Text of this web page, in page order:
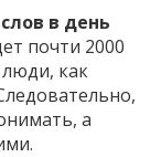
в день
почти 2000
как
а